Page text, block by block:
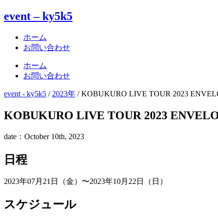
event – ky5k5
ホーム
お問い合わせ
ホーム
お問い合わせ
event - ky5k5 / 2023年 /KOBUKURO LIVE TOUR 2023
KOBUKURO LIVE TOUR 2023
date：October 10th, 2023
日程
2023年07月21日（金）〜2023年10月22日（日）
スケジュール